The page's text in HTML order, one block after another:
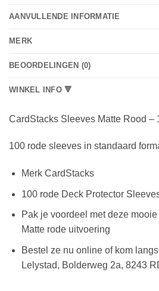
AANVULLENDE INFORMATIE
MERK
BEOORDELINGEN (0)
WINKEL INFO 🔻
CardStacks Sleeves Matte Rood –
100 rode sleeves in standaard
Merk CardStacks
100 rode Deck Protector
Pak je voordeel met deze
Matte rode uitvoering
Bestel ze nu online of kom
Lelystad, Bolderweg 2a, 8243